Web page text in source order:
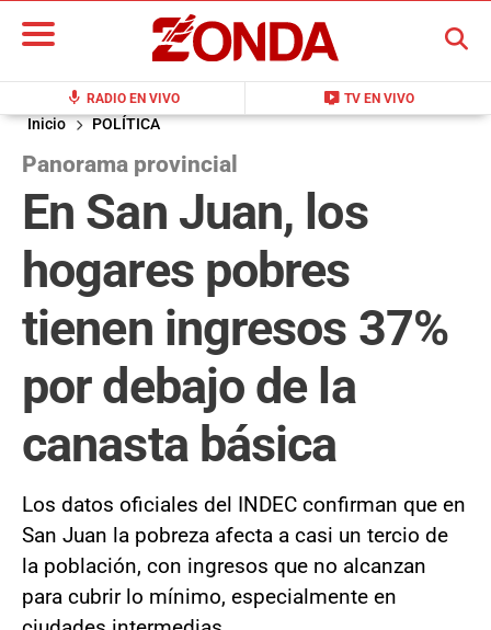
mic RADIO EN VIVO live_tv TV EN VIVO
BUSCAR
Inicio POLÍTICA
Panorama provincial
En San Juan, los
hogares pobres
tienen ingresos 37%
por debajo de la
canasta básica
Los datos oficiales del INDEC confirman que en
San Juan la pobreza afecta a casi un tercio de
la población, con ingresos que no alcanzan
para cubrir lo mínimo, especialmente en